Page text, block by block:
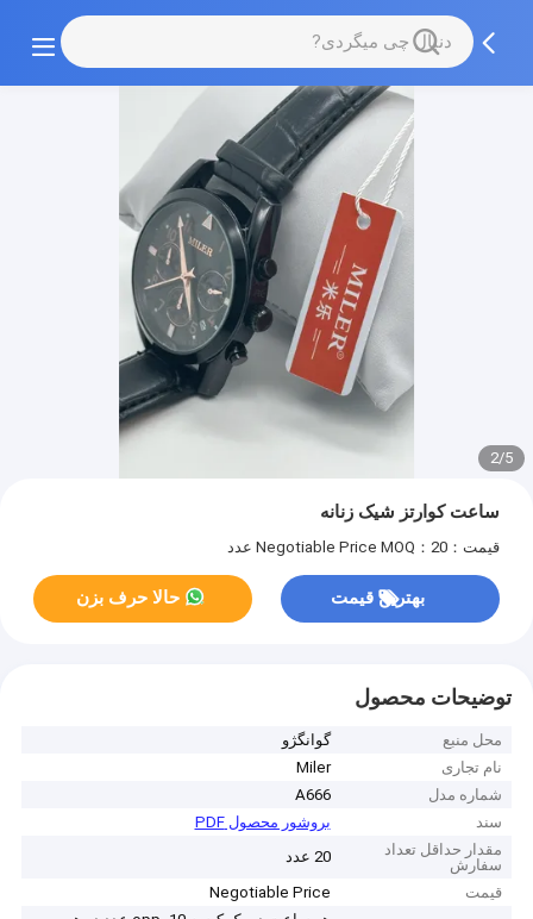
2/5
ساعت کوارتز شیک زنانه
قیمت：Negotiable Price MOQ：20 عدد
بهترین قیمت حالا حرف بزن
توضیحات محصول
محل منبع
گوانگژو
نام تجاری
Miler
شماره مدل
A666
سند
بروشور محصول PDF
مقدار حداقل تعداد
سفارش
20 عدد
قیمت
Negotiable Price